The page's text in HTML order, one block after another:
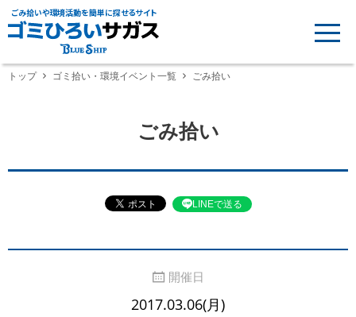
ごみ拾いや環境活動を簡単に探せるサイト
トップ ゴミ拾い・環境イベント一覧 ごみ拾い
ごみ拾い
LINEで送る
開催日
2017.03.06(月)